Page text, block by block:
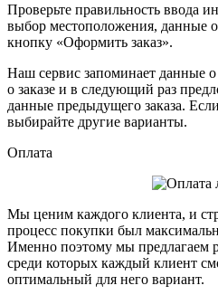
Проверьте правильность ввода
выбор местоположения, данные
кнопку «Оформить заказ».
Наш сервис запоминает данные
о заказе и в следующий раз
данные предыдущего заказа.
выбирайте другие варианты.
Оплата
Мы ценим каждого клиента, и
процесс покупки был
Именно поэтому мы предлагаем
среди которых каждый клиент
оптимальный для него вариант.